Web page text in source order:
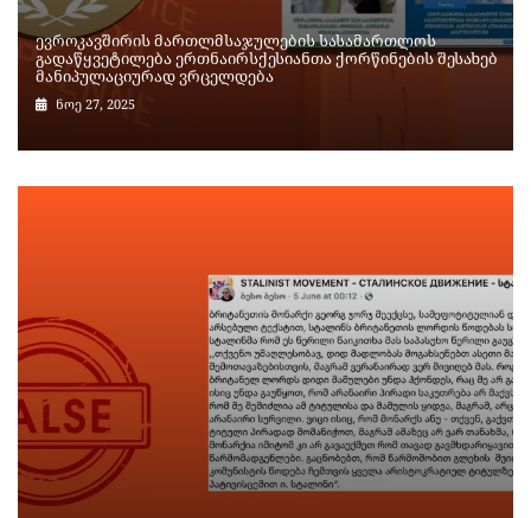
ევროკავშირის მართლმსაჯულების სასამართლოს
გადაწყვეტილება ერთნაირსქესიანთა ქორწინების შესახებ
მანიპულაციურად ვრცელდება
ნოე 27, 2025